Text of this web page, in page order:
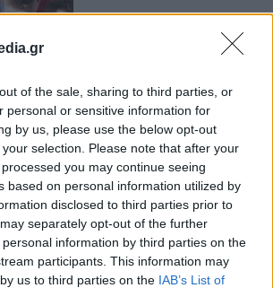
of the sale, sharing to third parties, or
personal or sensitive information for
by us, please use the below opt-out
selection. Please note that after your
you may continue seeing
based on personal information utilized by
disclosed to third parties prior to
separately opt-out of the further
information by third parties on the
participants. This information may
us to third parties on the IAB’s List of
Bloomberg: Η Ελλάδα θα
τα δάνειά της
να κάνω την Ελλάδα έναν πολύ
για ξένες επενδύσεις»